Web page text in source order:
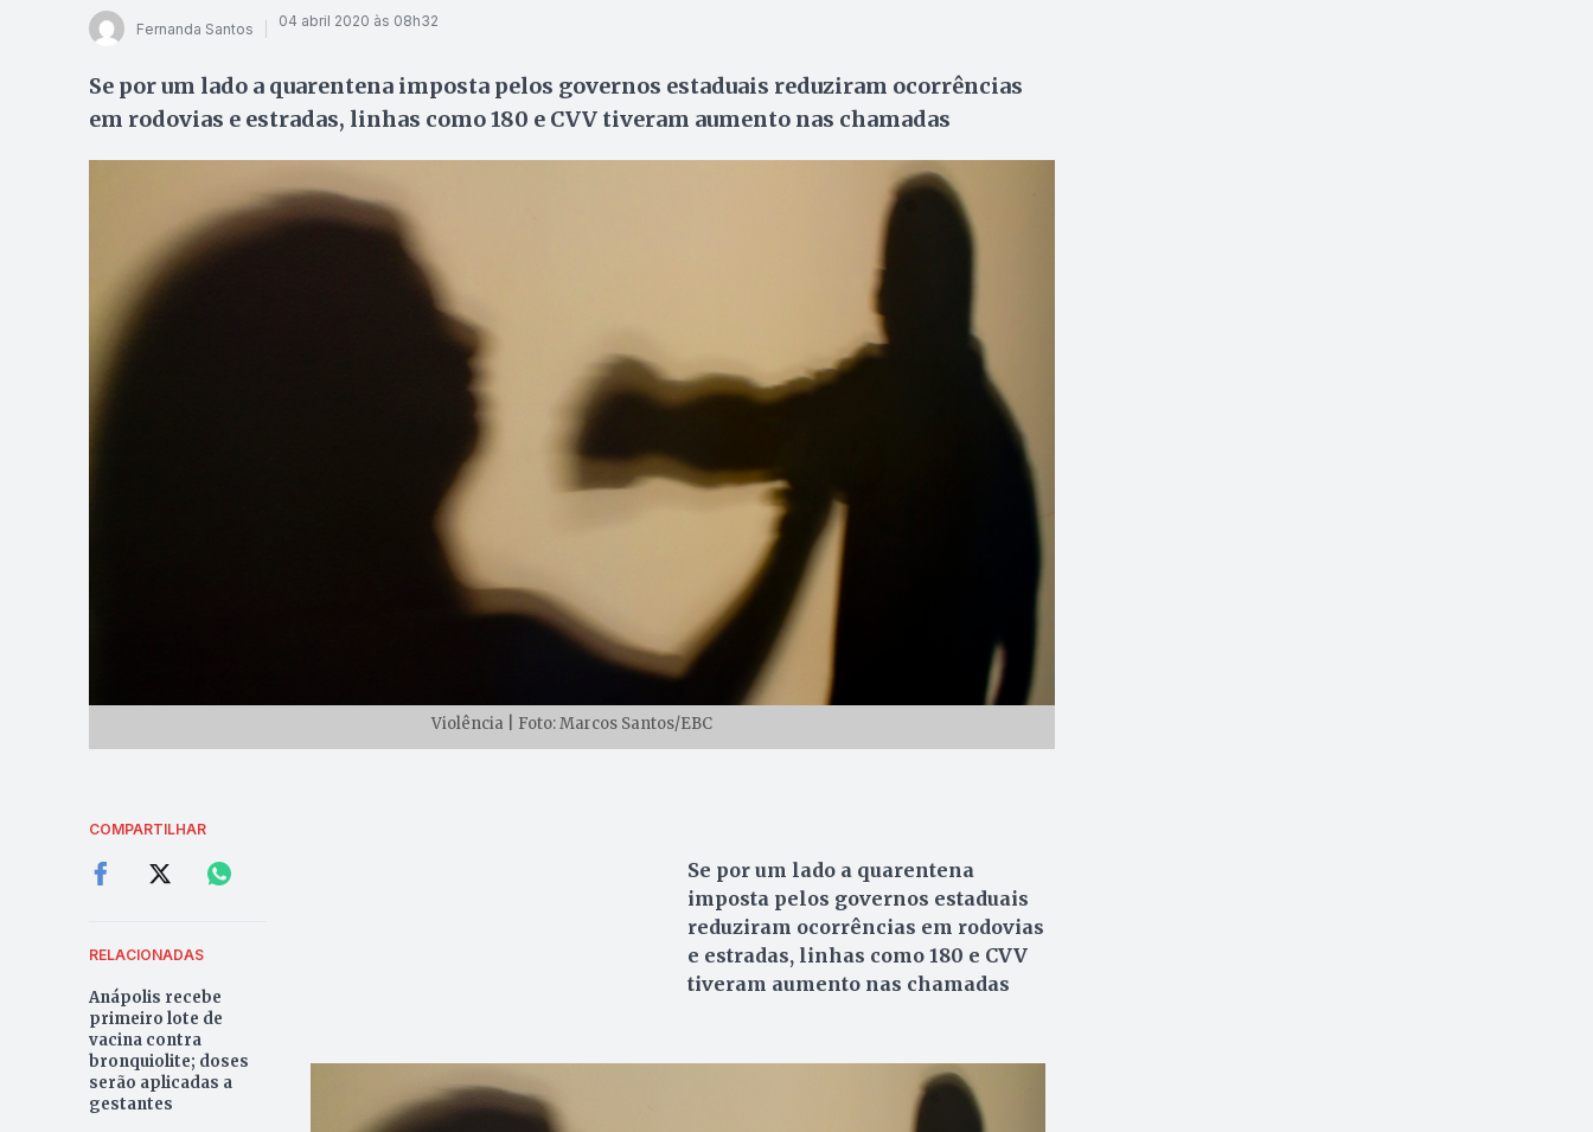
Fernanda Santos 04 abril 2020 às 08h32
Se por um lado a quarentena imposta pelos governos estaduais reduziram ocorrências
em rodovias e estradas, linhas como 180 e CVV tiveram aumento nas chamadas
Violência | Foto: Marcos Santos/EBC
COMPARTILHAR
RELACIONADAS
Anápolis recebe
primeiro lote de
vacina contra
bronquiolite; doses
serão aplicadas a
gestantes
Se por um lado a quarentena
imposta pelos governos estaduais
reduziram ocorrências em rodovias
e estradas, linhas como 180 e CVV
tiveram aumento nas chamadas